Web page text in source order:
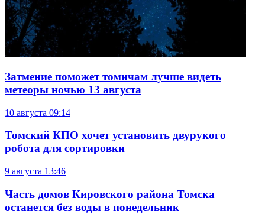
Затмение поможет томичам лучше видеть
метеоры ночью 13 августа
10 августа 09:14
Томский КПО хочет установить двурукого
робота для сортировки
9 августа 13:46
Часть домов Кировского района Томска
останется без воды в понедельник